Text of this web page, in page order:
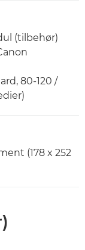
(tilbehør)
80-120 /
(178 x 252